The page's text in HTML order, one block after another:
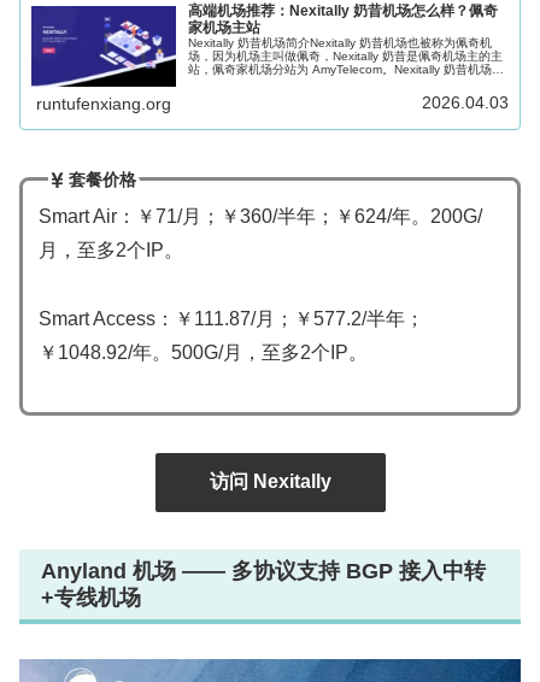
高端机场推荐：Nexitally 奶昔机场怎么样？佩奇
家机场主站
Nexitally 奶昔机场简介Nexitally 奶昔机场也被称为佩奇机
场，因为机场主叫做佩奇，Nexitally 奶昔是佩奇机场主的主
站，佩奇家机场分站为 AmyTelecom。Nexitally 奶昔机场成
runtufenxiang.org 2026.04.03
套餐价格
Smart Air：￥71/月；￥360/半年；￥624/年。200G/
月，至多2个IP。
Smart Access：￥111.87/月；￥577.2/半年；
￥1048.92/年。500G/月，至多2个IP。
访问 Nexitally
Anyland 机场 —— 多协议支持 BGP 接入中转
+专线机场